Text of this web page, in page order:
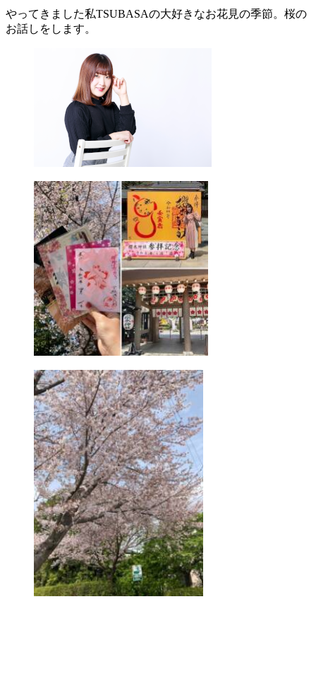
やってきました私TSUBASAの大好きなお花見の季節。桜の
お話しをします。